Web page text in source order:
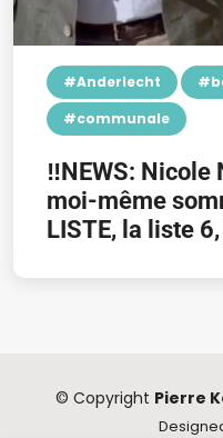
#Anderlecht
#communale
‼️NEWS: Nicole Nketo Bomele et
moi-même
LISTE, la liste
vos voix!
© Copyright Pierre